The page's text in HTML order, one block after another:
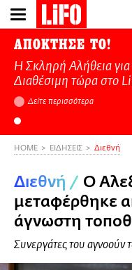
Παράκαμψη
προς
κυρίως
περιεχόμενο
ΑΠΟΚΤΗΣΕ ΤΟ!
Η Σκληρή Αλήθεια
Διαθέσιμη τώρα στo
Δείτε περισσότερα
HOME ΕΙΔΗΣΕΙΣ Διεθνή
Διεθνή / Ο
μεταφέρθηκε
άγνωστη
Συνεργάτες του αγνοούν